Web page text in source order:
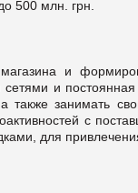
500 млн. грн.
и
и
также занимать
с
для